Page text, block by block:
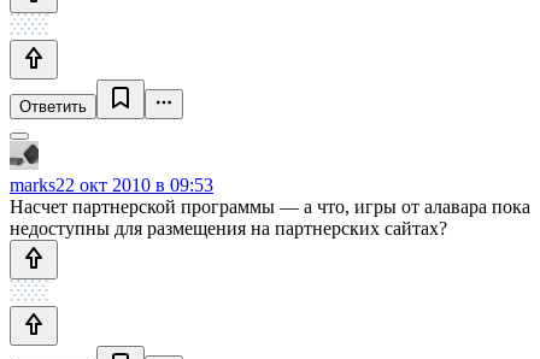
Ответить
marks22 окт 2010 в 09:53
Насчет партнерской программы — а что, игры от алавара пока
недоступны для размещения на партнерских сайтах?